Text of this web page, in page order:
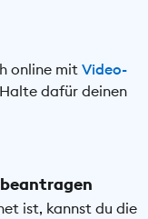
online mit Video-
dafür deinen
ist, kannst du die